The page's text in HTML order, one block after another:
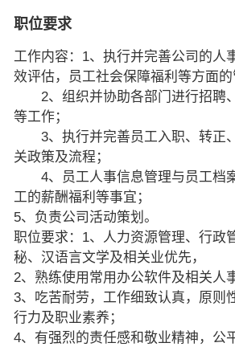
职位要求
工作内容：1、执行并完善公司的人
效评估，员工社会保障福利等方面的
2、组织并协助各部门进行招聘
等工作；
3、执行并完善员工入职、转正
关政策及流程；
4、员工人事信息管理与员工档
工的薪酬福利等事宜；
5、负责公司活动策划。
职位要求：1、人力资源管理、行政
秘、汉语言文学及相关业优先，
2、熟练使用常用办公软件及相关人
3、吃苦耐劳，工作细致认真，原则
行力及职业素养；
4、有强烈的责任感和敬业精神，公